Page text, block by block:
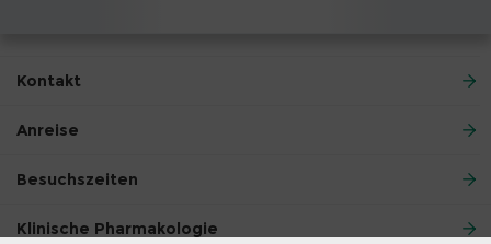
Kontakt
Anreise
Besuchszeiten
Klinische Pharmakologie